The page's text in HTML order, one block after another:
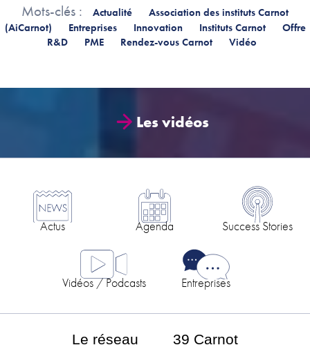
Mots-clés : Actualité
Association des instituts Carnot
(AiCarnot)
Entreprises Innovation Instituts Carnot
Offre
R&D
PME Rendez-vous Carnot Vidéo
Les vidéos
Actus Agenda Success Stories
Vidéos / Podcasts Entreprises
Le réseau
39 Carnot